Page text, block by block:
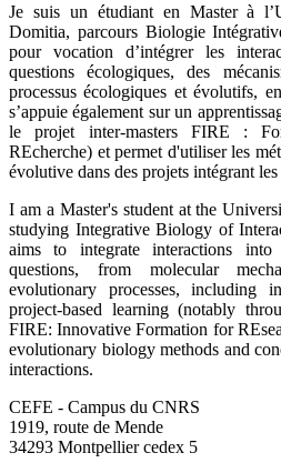
Je suis un étudiant en Master à
Domitia, parcours Biologie
pour vocation d’intégrer les
questions écologiques, des
processus écologiques et évolutifs,
s’appuie également sur un
le projet inter-masters FIRE :
REcherche) et permet d'utiliser les
évolutive dans des projets intégrant
I am a Master's student at the
studying Integrative Biology of
aims to integrate interactions
questions, from molecular
evolutionary processes, including
project-based learning (notably
FIRE: Innovative Formation for
evolutionary biology methods and
interactions.
CEFE - Campus du CNRS
1919, route de Mende
34293 Montpellier cedex 5